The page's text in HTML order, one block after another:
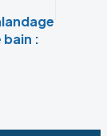
bain :